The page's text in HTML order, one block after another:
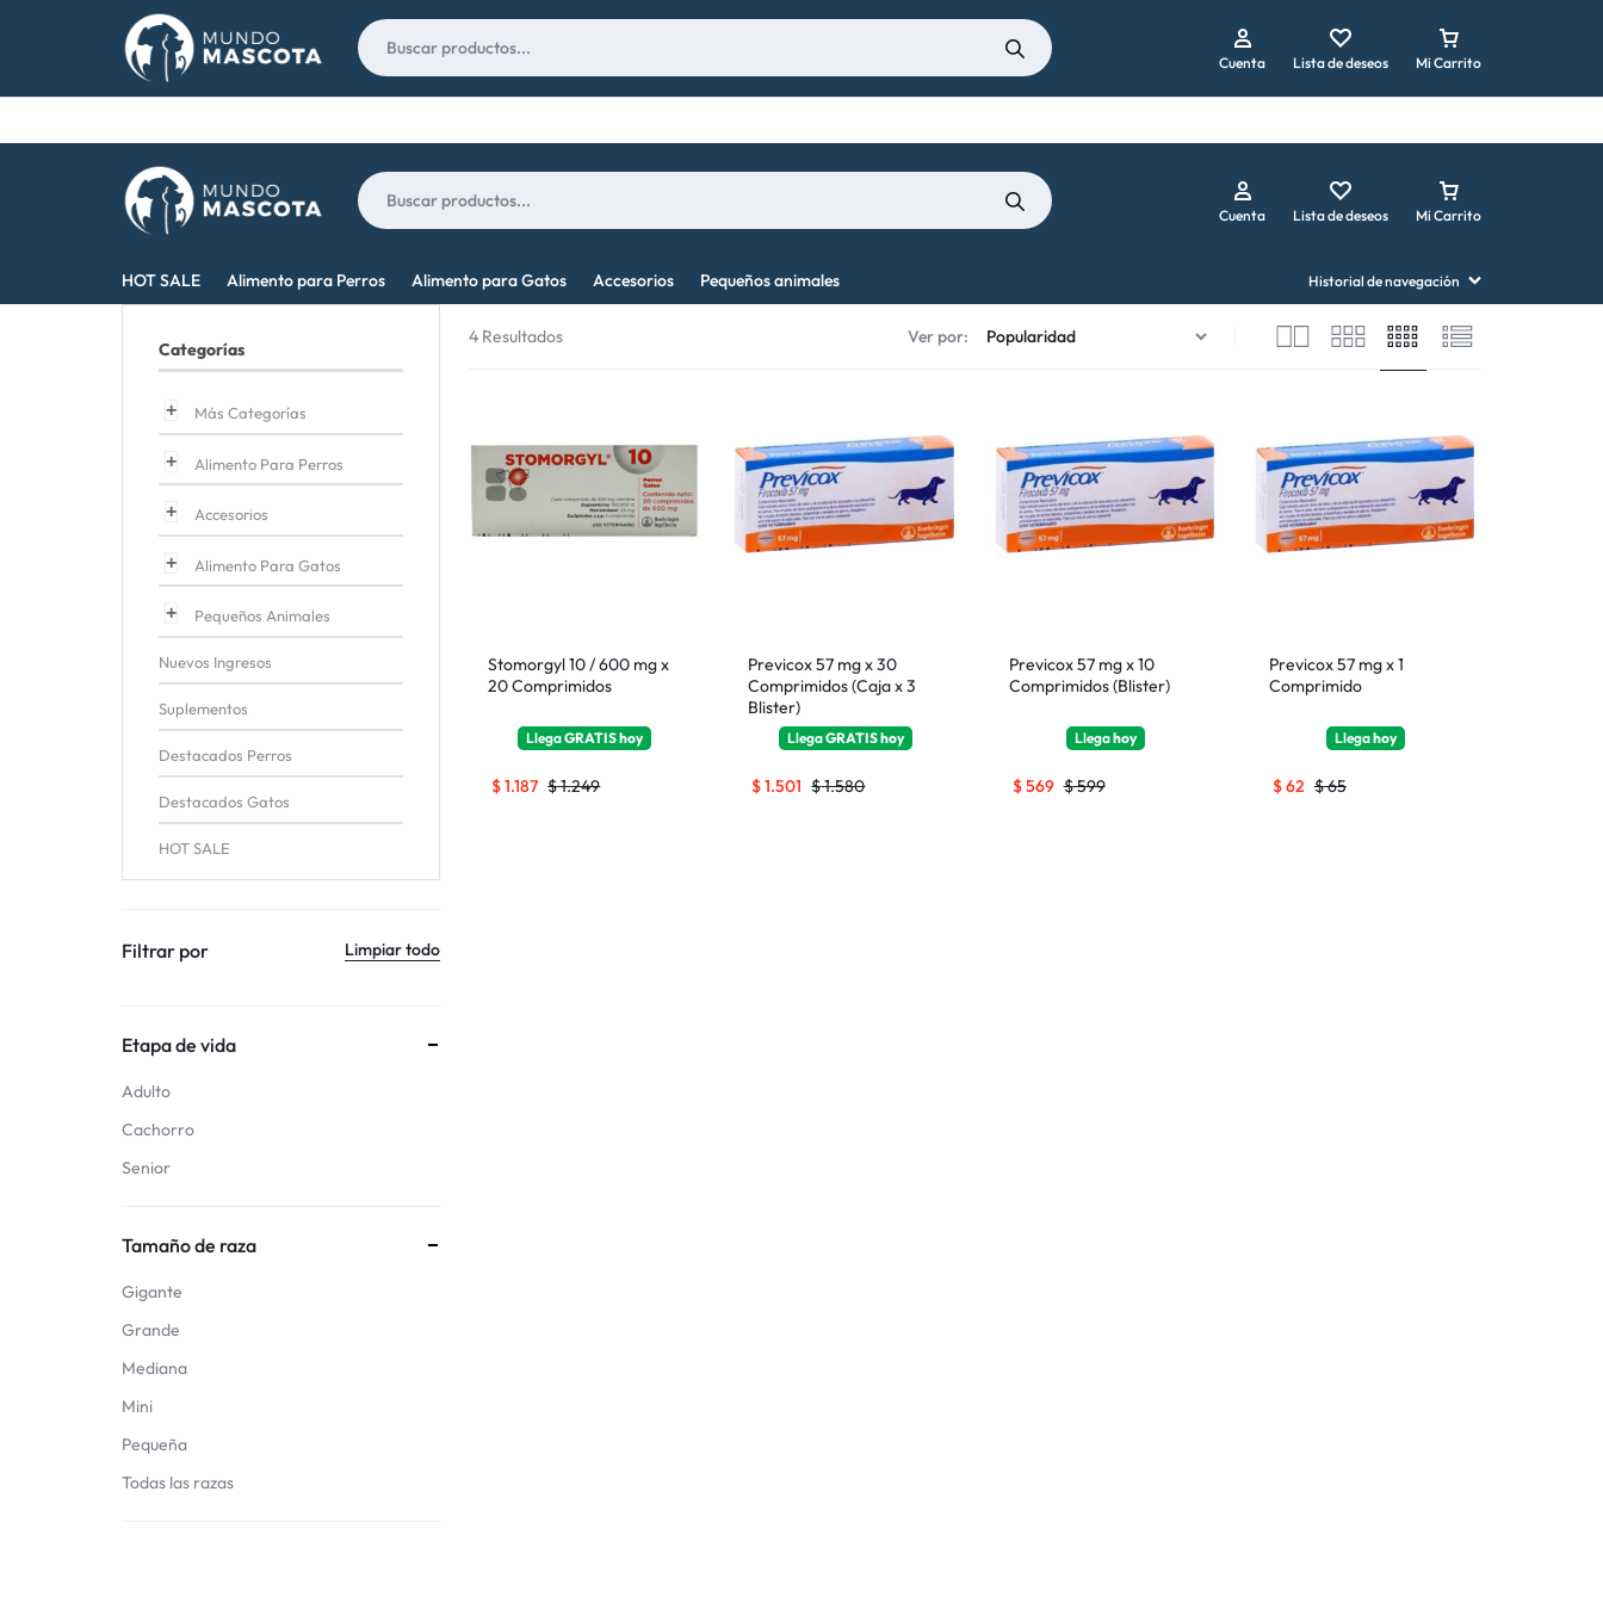
Nosotros
MASCOTA
MEJOR
PARA
TU
MASCOTA
Cuenta Lista de deseos Mi Carrito
HOT SALE Alimento para Perros Alimento para Gatos Accesorios Pequeños animales Historial de navegación
Cuenta Lista de deseos Mi Carrito
4 Resultados Ver por:
Stomorgyl 10 / 600 mg x
20 Comprimidos
LlegaGRATIShoy
$1.249
$1.187
Previcox 57 mg x 30
Comprimidos (Caja x 3
Blister)
LlegaGRATIShoy
$1.580
$1.501
Previcox 57 mg x 10
Comprimidos (Blister)
Llegahoy
$599
$569
Previcox 57 mg x 1
Comprimido
Llegahoy
$65
$62
Categorías
Más Categorías
Alimento Para Perros
Accesorios
Alimento Para Gatos
Pequeños Animales
Nuevos Ingresos
Suplementos
Destacados Perros
Destacados Gatos
HOT SALE
Filtrar por Limpiar todo
Etapa de vida
Adulto
Cachorro
Senior
Tamaño de raza
Gigante
Grande
Mediana
Mini
Pequeña
Todas las razas